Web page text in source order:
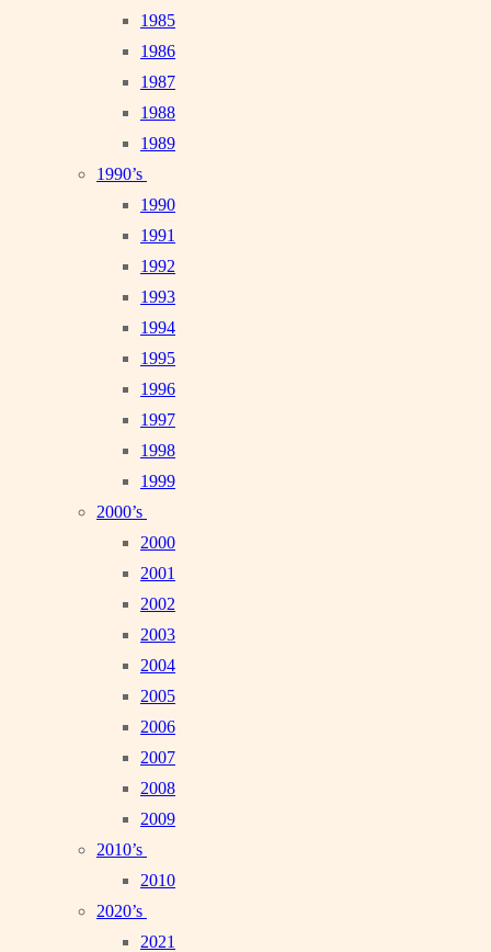
1985
1986
1987
1988
1989
1990’s
1990
1991
1992
1993
1994
1995
1996
1997
1998
1999
2000’s
2000
2001
2002
2003
2004
2005
2006
2007
2008
2009
2010’s
2010
2020’s
2021